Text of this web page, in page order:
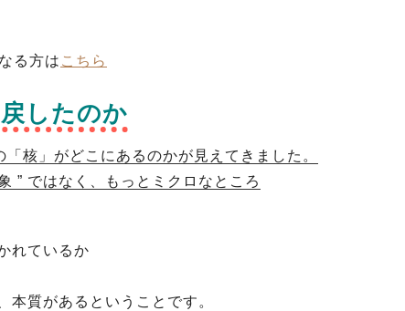
る方は こちら
したのか
核」がどこにあるのかが見えてきました。
” ではなく、もっとミクロなところ
れているか
本質があるということです。